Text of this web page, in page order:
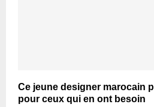
Ce jeune designer marocain
pour ceux qui en ont besoin